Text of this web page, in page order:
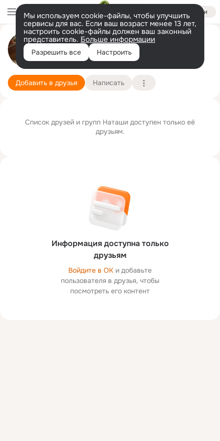
Войти
Мы используем cookie-файлы, чтобы улучшить
сервисы для вас. Если ваш возраст менее 13 лет,
настроить cookie-файлы должен ваш законный
представитель. Больше информации
Разрешить все Настроить
Наташа Сарапкина (Онищенко)
7 августа (54 года) Подробнее
Добавить в друзья Написать
Информация доступна только
друзьям
Войдите в ОК и добавьте
пользователя в друзья, чтобы
посмотреть его контент
Список друзей и групп Наташи доступен только её
друзьям.